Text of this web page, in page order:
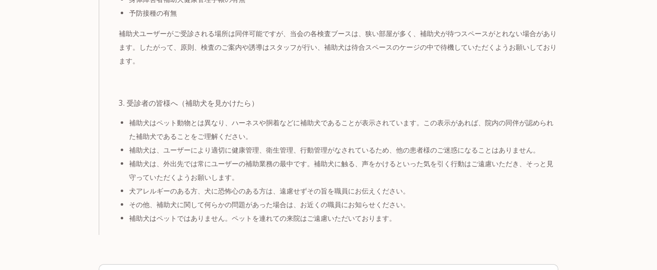
予防接種の有無
補助犬ユーザーがご受診される場所は同伴可能ですが、当会の各検査ブースは、狭い部屋が多く、補助犬が待つスペースがとれない場合があり
ます。したがって、原則、検査のご案内や誘導はスタッフが行い、補助犬は待合スペースのケージの中で待機していただくようお願いしており
ます。
3. 受診者の皆様へ（補助犬を見かけたら）
補助犬はペット動物とは異なり、ハーネスや胴着などに補助犬であることが表示されています。この表示があれば、院内の同伴が認められ
た補助犬であることをご理解ください。
補助犬は、ユーザーにより適切に健康管理、衛生管理、行動管理がなされているため、他の患者様のご迷惑になることはありません。
補助犬は、外出先では常にユーザーの補助業務の最中です。補助犬に触る、声をかけるといった気を引く行動はご遠慮いただき、そっと見
守っていただくようお願いします。
犬アレルギーのある方、犬に恐怖心のある方は、遠慮せずその旨を職員にお伝えください。
その他、補助犬に関して何らかの問題があった場合は、お近くの職員にお知らせください。
補助犬はペットではありません。ペットを連れての来院はご遠慮いただいております。